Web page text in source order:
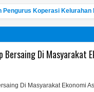
Koperasi Kelurahan
Bersaing Di Masyarakat
Di Masyarakat Ekonomi